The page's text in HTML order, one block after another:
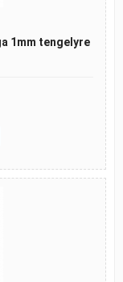
1mm tengelyre